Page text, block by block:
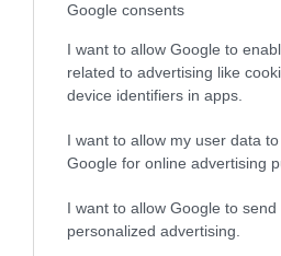
Google consents
I want to allow Google to
related to advertising like
device identifiers in apps.
I want to allow my user data
Google for online advertising
I want to allow Google to send
personalized advertising.
ÚJ MAGYAR
2026.
AMIKÉRT
2026.